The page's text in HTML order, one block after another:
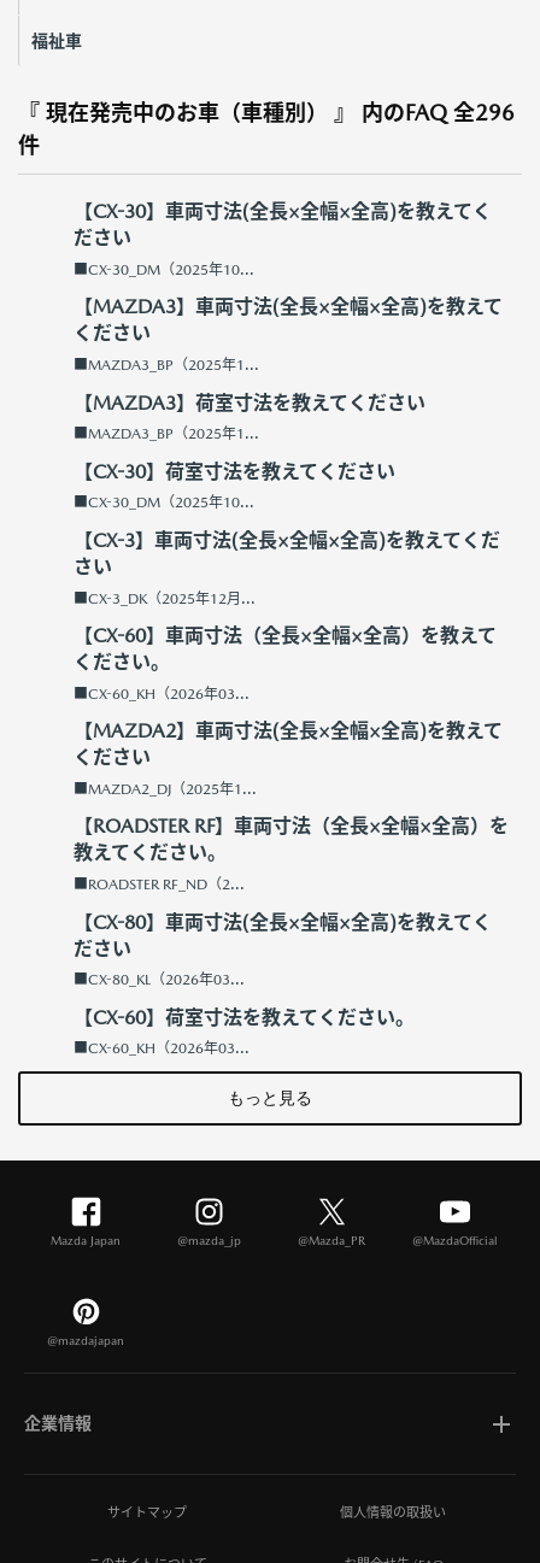
福祉車
『 現在発売中のお車（車種別） 』 内のFAQ 全296
件
【CX-30】車両寸法(全長×全幅×全高)を教えてく
ださい
■CX-30_DM（2025年10...
【MAZDA3】車両寸法(全長×全幅×全高)を教えて
ください
■MAZDA3_BP（2025年1...
【MAZDA3】荷室寸法を教えてください
■MAZDA3_BP（2025年1...
【CX-30】荷室寸法を教えてください
■CX-30_DM（2025年10...
【CX-3】車両寸法(全長×全幅×全高)を教えてくだ
さい
■CX-3_DK（2025年12月...
【CX-60】車両寸法（全長×全幅×全高）を教えて
ください。
■CX-60_KH（2026年03...
【MAZDA2】車両寸法(全長×全幅×全高)を教えて
ください
■MAZDA2_DJ（2025年1...
【ROADSTER RF】車両寸法（全長×全幅×全高）を
教えてください。
■ROADSTER RF_ND（2...
【CX-80】車両寸法(全長×全幅×全高)を教えてく
ださい
■CX-80_KL（2026年03...
【CX-60】荷室寸法を教えてください。
■CX-60_KH（2026年03...
もっと見る
Mazda Japan @mazda_jp @Mazda_PR @MazdaOfficial
@mazdajapan
企業情報
マツダについてサイトマップ 個人情報の取扱い